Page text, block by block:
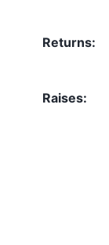
Returns:
Raises: